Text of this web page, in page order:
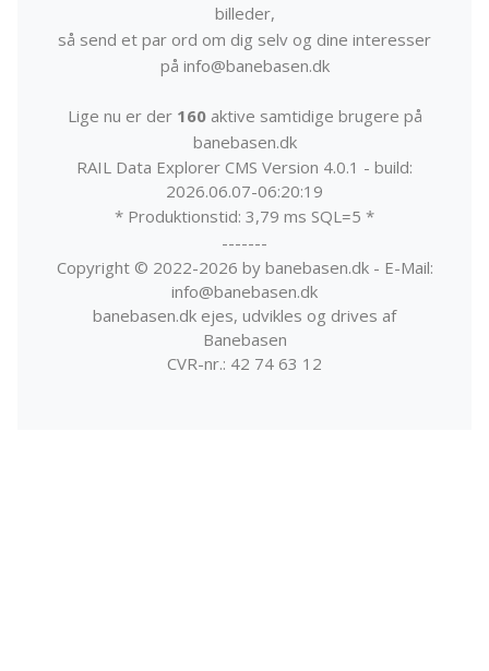
billeder,
så send et par ord om dig selv og dine interesser
på info@banebasen.dk
Lige nu er der 160aktive samtidige brugere på
banebasen.dk
RAIL Data Explorer CMS Version 4.0.1 - build:
2026.06.07-06:20:19
* Produktionstid: 3,79 ms SQL=5 *
-------
Copyright © 2022-2026 by banebasen.dk - E-Mail:
info@banebasen.dk
banebasen.dk ejes, udvikles og drives af
Banebasen
CVR-nr.: 42 74 63 12